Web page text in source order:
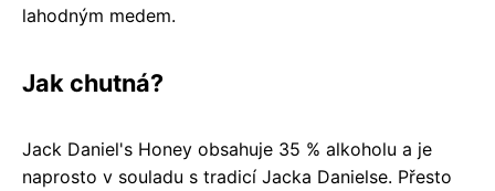
lahodným medem.
Jak chutná?
Jack Daniel's Honey obsahuje 35 % alkoholu a je
naprosto v souladu s tradicí Jacka Danielse. Přesto